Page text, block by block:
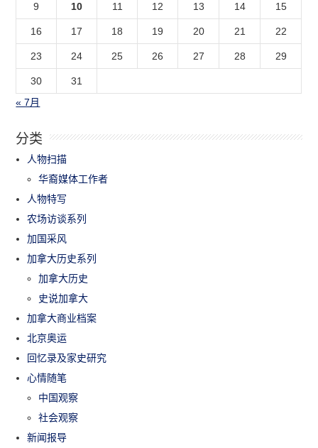
9 10 11 12 13 14 15
16 17 18 19 20 21 22
23 24 25 26 27 28 29
30
31
« 7月
分类
人物扫描
华裔媒体工作者
人物特写
农场访谈系列
加国采风
加拿大历史系列
加拿大历史
史说加拿大
加拿大商业档案
北京奥运
回忆录及家史研究
心情随笔
中国观察
社会观察
新闻报导